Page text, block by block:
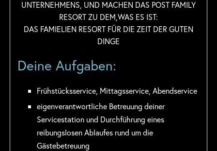
UNTERNEHMENS, UND MACHEN DAS POST FAMILY
RESORT ZU DEM,WAS ES IST:
DAS FAMIELIEN RESORT FÜR DIE ZEIT DER GUTEN
DINGE
Deine Aufgaben:
Frühstücksservice, Mittagsservice, Abendservice
eigenverantwortliche Betreuung deiner
Servicestation und Durchführung eines
reibungslosen Ablaufes rund um die
Gästebetreuung